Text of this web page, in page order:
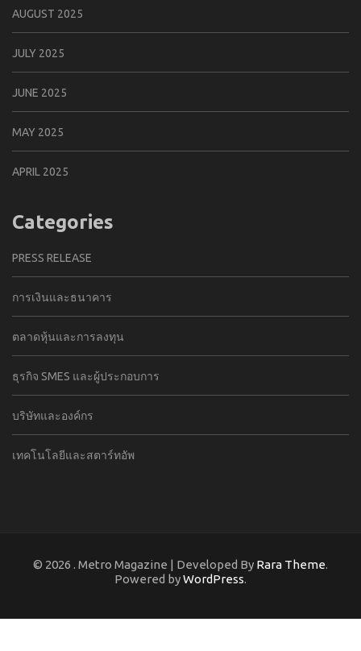
AUGUST 2025
JULY 2025
JUNE 2025
MAY 2025
APRIL 2025
Categories
PRESS RELEASE
การเงินและธนาคาร
ตลาดหุ้นและการลงทุน
ธุรกิจ SMES และผู้ประกอบการ
บริษัทและองค์กร
เทคโนโลยีและสตาร์ทอัพ
© 2026 . Metro Magazine | Developed By Rara Theme.
Powered byWordPress.